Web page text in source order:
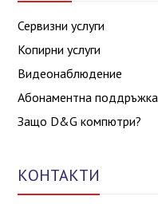
Сервизни услуги
Копирни услуги
Видеонаблюдение
Абонаментна поддръжка
Защо D&G компютри?
КОНТАКТИ